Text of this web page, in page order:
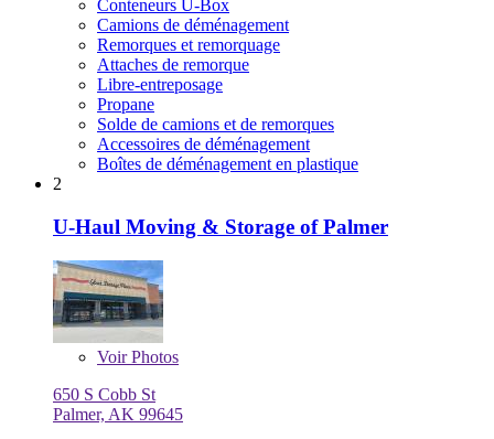
Conteneurs U-Box
Camions de déménagement
Remorques et remorquage
Attaches de remorque
Libre-entreposage
Propane
Solde de camions et de remorques
Accessoires de déménagement
Boîtes de déménagement en plastique
2
U-Haul Moving & Storage of Palmer
VoirPhotos
650 S Cobb St
Palmer, AK 99645